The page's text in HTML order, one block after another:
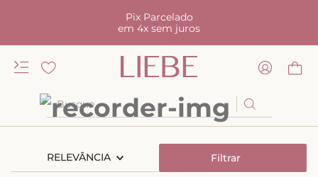
Pix Parcelado
em 4x sem juros
Busque
RELEVÂNCIA Filtrar
kiss me